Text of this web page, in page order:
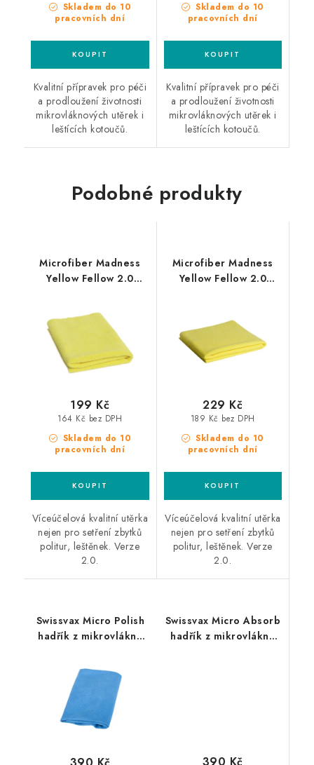
Skladem do 10
pracovních dní
Kvalitní přípravek pro péči
a prodloužení životnosti
mikrovláknových utěrek i
leštících kotoučů.
Skladem do 10
pracovních dní
Kvalitní přípravek pro péči
a prodloužení životnosti
mikrovláknových utěrek i
leštících kotoučů.
Podobné produkty
Microfiber Madness
Yellow Fellow 2.0
mikrovláknová utěrka
Skladem do 10
pracovních dní
164 Kč bez DPH
199 Kč
Víceúčelová kvalitní utěrka
nejen pro setření zbytků
politur, leštěnek. Verze
2.0.
Microfiber Madness
Yellow Fellow 2.0
Skladem do 10
pracovních dní
189 Kč bez DPH
229 Kč
Víceúčelová kvalitní utěrka
nejen pro setření zbytků
politur, leštěnek. Verze
2.0.
Swissvax Micro Polish
hadřík z mikrovlákna
Swissvax Micro Absorb
hadřík z mikrovlákna